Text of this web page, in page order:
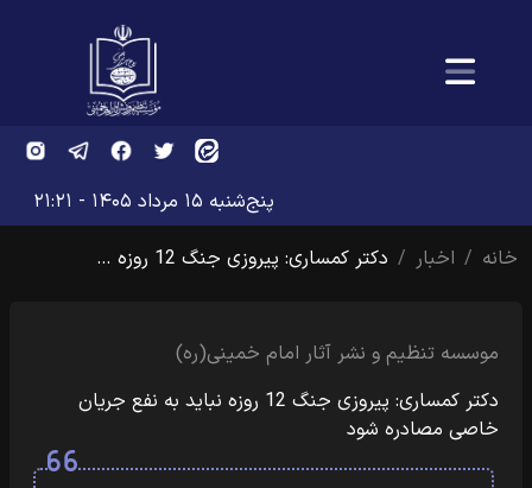
پنج‌شنبه ۱۵ مرداد ۱۴۰۵ - ۲۱:۲۱
خانه
اخبار دکتر کمساری: پیروزی جنگ 12 روزه …
موسسه تنظیم و نشر آثار امام خمینی(ره)
دکتر کمساری: پیروزی جنگ 12 روزه نباید به نفع جریان
خاصی مصادره شود